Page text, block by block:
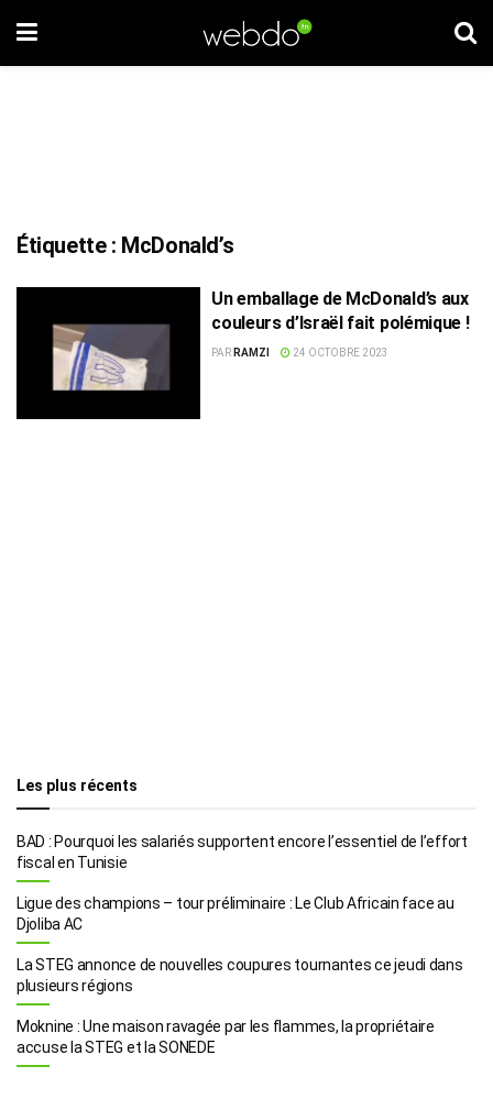
Étiquette : McDonald’s
Un emballage de McDonald’s aux
couleurs d’Israël fait polémique !
PAR RAMZI 24 OCTOBRE 2023
Les plus récents
BAD : Pourquoi les salariés supportent encore l’essentiel de l’effort
fiscal en Tunisie
Ligue des champions – tour préliminaire : Le Club Africain face au
Djoliba AC
La STEG annonce de nouvelles coupures tournantes ce jeudi dans
plusieurs régions
Moknine : Une maison ravagée par les flammes, la propriétaire
accuse la STEG et la SONEDE